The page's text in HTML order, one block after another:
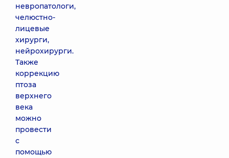
невропатологи,
челюстно-
лицевые
хирурги,
нейрохирурги.
Также
коррекцию
птоза
верхнего
века
можно
провести
с
помощью